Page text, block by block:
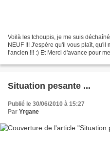
Voilà les tchoupis, je me suis
NEUF !!! J'espère qu'il vous plaît,
l'ancien !!! :) Et Merci d'avance pour
Situation pesante ...
Publié le 30/06/2010 à 15:27
Par Yrgane